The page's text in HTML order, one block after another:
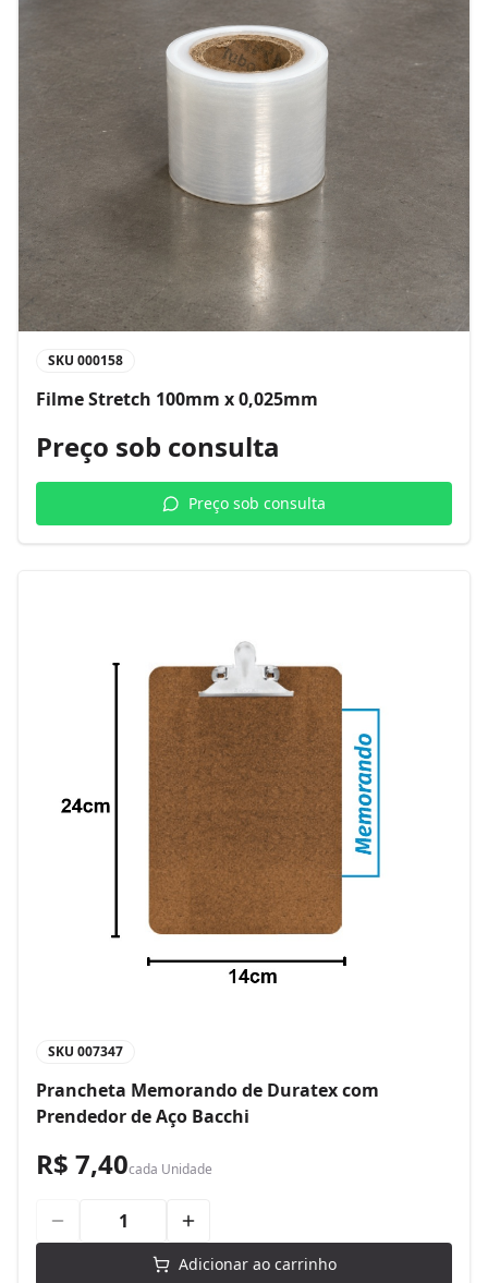
SKU 000158
Filme Stretch 100mm x 0,025mm
Preço sob consulta
Preço sob consulta
SKU 007347
Prancheta Memorando de Duratex com
Prendedor de Aço Bacchi
R$ 7,40cada Unidade
Adicionar ao carrinho